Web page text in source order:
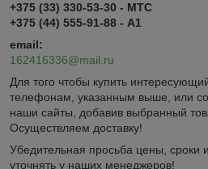
+375 (33) 330-53-30 - МТС
+375 (44) 555-91-88 - А1
email:
162416336@mail.ru
Для того чтобы купить
телефонам, указанным выше, или
наши сайты, добавив выбранный
Осуществляем доставку!
Убедительная просьба цены, сроки
уточнять у наших менеджеров!